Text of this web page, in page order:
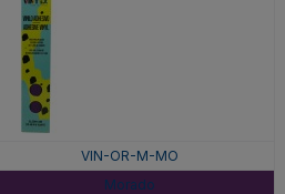
VIN-OR-M-MO
Morado